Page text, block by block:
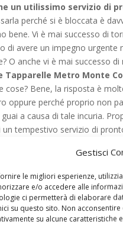
Gestisci
le migliori esperienze,
e/o accedere alle
ci permetterà di elaborare
su questo sito. Non
su alcune caratteristiche
un utilissimo servizio di
perché si è bloccata è
bene. Vi è mai successo di
di avere un impegno
O anche vi è mai successo
Tapparelle Metro Monte
cose? Bene, la risposta è
oppure perché proprio non
a causa di tale incuria.
tempestivo servizio di
con noi 24 ore su 24,
fianco. Una volta contattati
la natura del
in materia, i tecnici della
di continuare ciò che
il nostro team, in base
soltanto nei casi più gravi, è